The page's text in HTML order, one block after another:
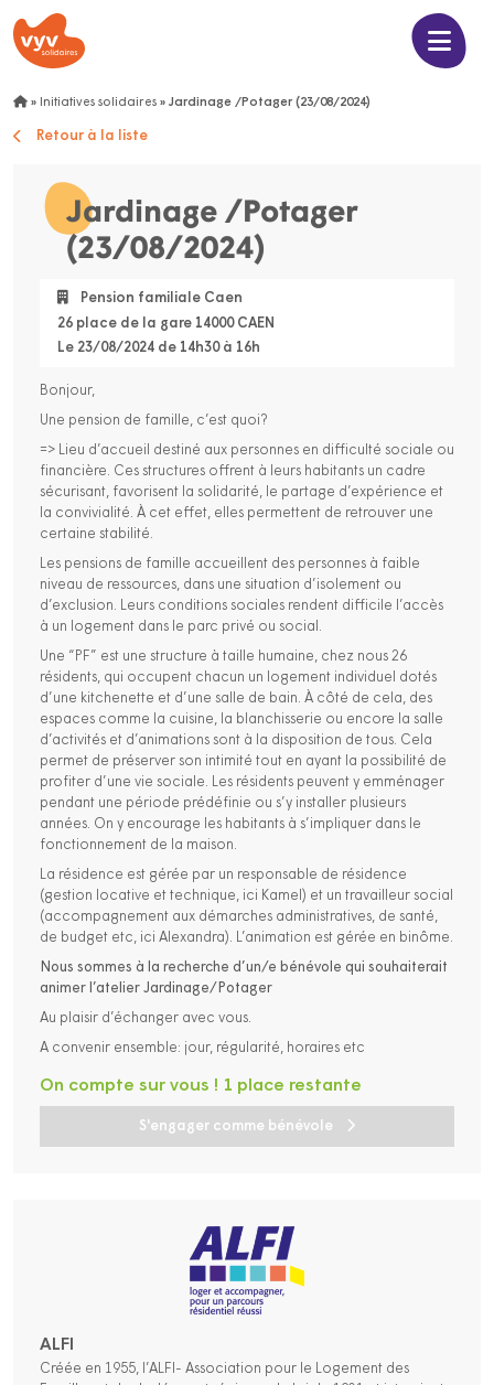
» Initiatives solidaires » Jardinage /Potager (23/08/2024)
Retour à la liste
Jardinage /Potager
(23/08/2024)
Pension familiale Caen
26 place de la gare 14000 CAEN
Le 23/08/2024 de 14h30 à 16h
Bonjour,
Une pension de famille, c’est quoi?
=> Lieu d’accueil destiné aux personnes en difficulté sociale ou
financière. Ces structures offrent à leurs habitants un cadre
sécurisant, favorisent la solidarité, le partage d’expérience et
la convivialité. À cet effet, elles permettent de retrouver une
certaine stabilité.
Les pensions de famille accueillent des personnes à faible
niveau de ressources, dans une situation d’isolement ou
d’exclusion. Leurs conditions sociales rendent difficile l’accès
à un logement dans le parc privé ou social.
Une “PF” est une structure à taille humaine, chez nous 26
résidents, qui occupent chacun un logement individuel dotés
d’une kitchenette et d’une salle de bain. À côté de cela, des
espaces comme la cuisine, la blanchisserie ou encore la salle
d’activités et d’animations sont à la disposition de tous. Cela
permet de préserver son intimité tout en ayant la possibilité de
profiter d’une vie sociale. Les résidents peuvent y emménager
pendant une période prédéfinie ou s’y installer plusieurs
années. On y encourage les habitants à s’impliquer dans le
fonctionnement de la maison.
La résidence est gérée par un responsable de résidence
(gestion locative et technique, ici Kamel) et un travailleur social
(accompagnement aux démarches administratives, de santé,
de budget etc, ici Alexandra). L’animation est gérée en binôme.
Nous sommes à la recherche d’un/e bénévole qui souhaiterait
animer l’atelier Jardinage/Potager
Au plaisir d’échanger avec vous.
A convenir ensemble: jour, régularité, horaires etc
S'engager comme bénévole
On compte sur vous ! 1 place restante
ALFI
Créée en 1955, l’ALFI- Association pour le Logement des